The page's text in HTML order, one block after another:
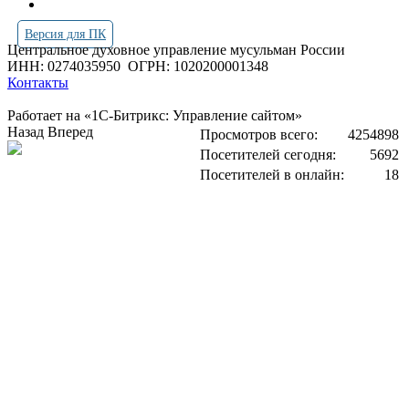
Версия для ПК
Центральное духовное управление мусульман России
ИНН: 0274035950 ОГРН: 1020200001348
Контакты
Работает на «1С-Битрикс: Управление сайтом»
Просмотров всего:
4254898
Посетителей сегодня:
5692
Посетителей в онлайн:
18
Назад Вперед